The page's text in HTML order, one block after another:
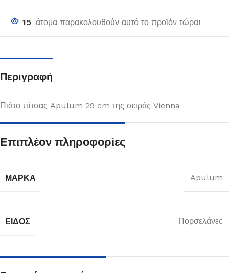
15 άτομα παρακολουθούν αυτό το προϊόν τώρα!
Περιγραφή
Πιάτο πίτσας Apulum 29 cm της σειράς Vienna
Επιπλέον πληροφορίες
ΜΆΡΚΑ Apulum
ΕΊΔΟΣ Πορσελάνες